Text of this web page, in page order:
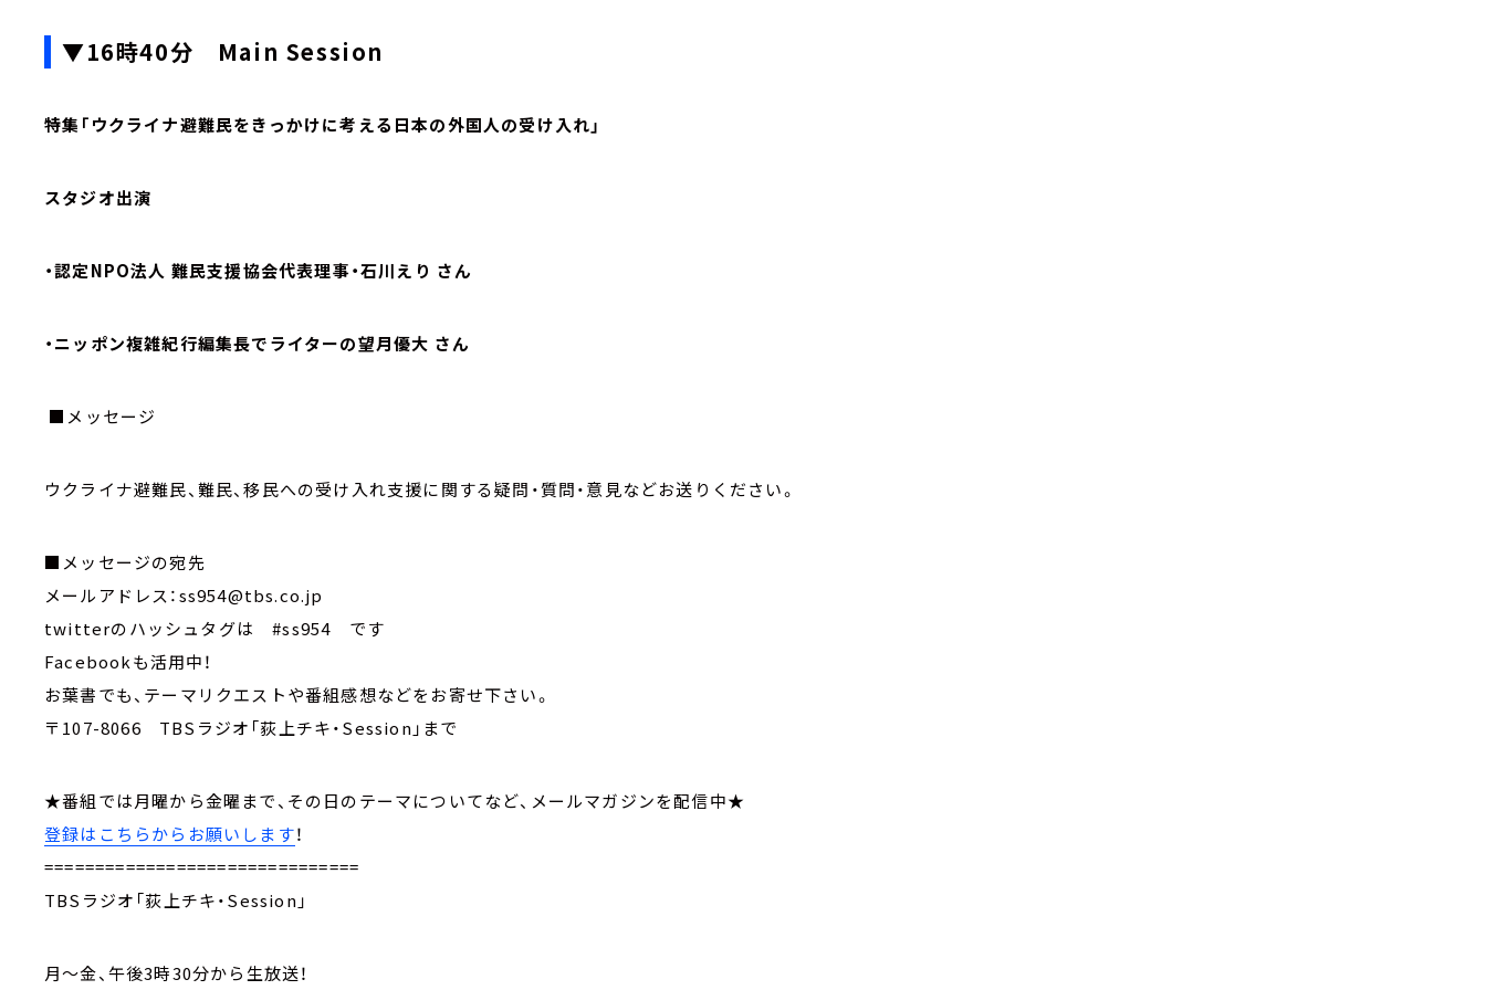
▼16時40分 Main Session
特集「ウクライナ避難民をきっかけに考える日本の外国人の受け入れ」
スタジオ出演
・認定NPO法人 難民支援協会代表理事・石川えり さん
・ニッポン複雑紀行編集長でライターの望月優大 さん
■メッセージ
ウクライナ避難民、難民、移民への受け入れ支援に関する疑問・質問・意見などお送りください。
■メッセージの宛先
メールアドレス：ss954@tbs.co.jp
twitterのハッシュタグは #ss954 です
Facebookも活用中！
お葉書でも、テーマリクエストや番組感想などをお寄せ下さい。
〒107-8066 TBSラジオ「荻上チキ・Session」まで
★番組では月曜から金曜まで、その日のテーマについてなど、メールマガジンを配信中★
登録はこちらからお願いします！
===============================
TBSラジオ「荻上チキ・Session」
月～金、午後3時30分から生放送！